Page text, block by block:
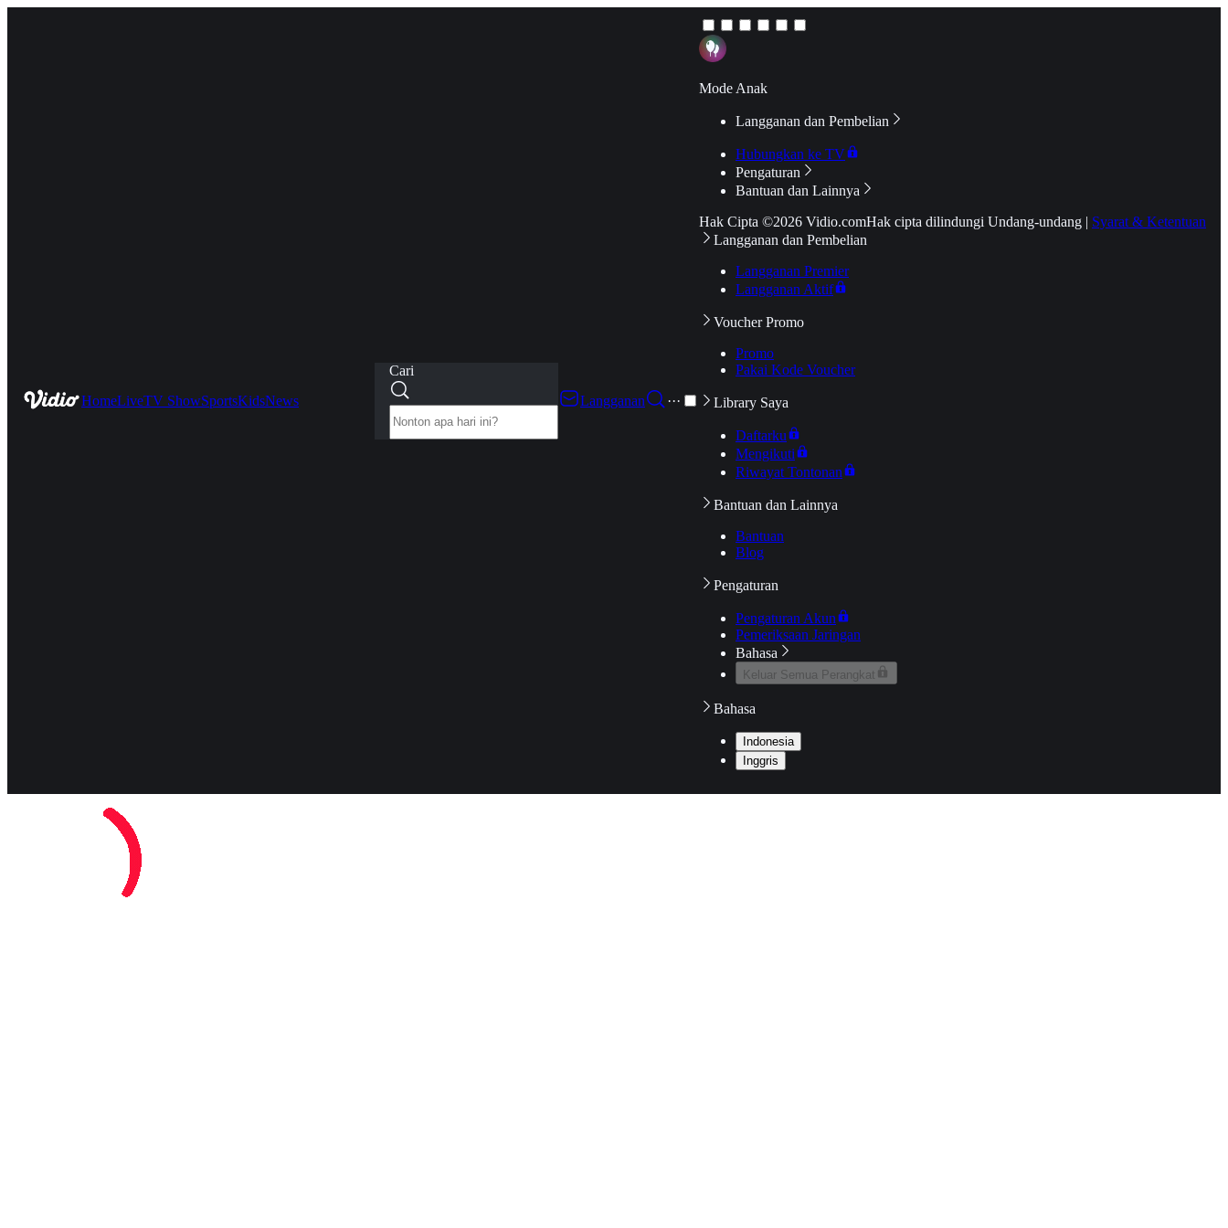
HomeLiveTV ShowSportsKidsNews
Cari
Langganan
···
Mode Anak
Langganan dan Pembelian
Hubungkan ke TV
Pengaturan
Bantuan dan Lainnya
Hak Cipta ©2026 Vidio.comHak cipta dilindungi Undang-undang | Syarat & Ketentuan
Langganan dan Pembelian
Langganan Premier
Langganan Aktif
Voucher Promo
Promo
Pakai Kode Voucher
Library Saya
Daftarku
Mengikuti
Riwayat Tontonan
Bantuan dan Lainnya
Bantuan
Blog
Pengaturan
Pengaturan Akun
Pemeriksaan Jaringan
Bahasa
Keluar Semua Perangkat
Bahasa
Indonesia
Inggris